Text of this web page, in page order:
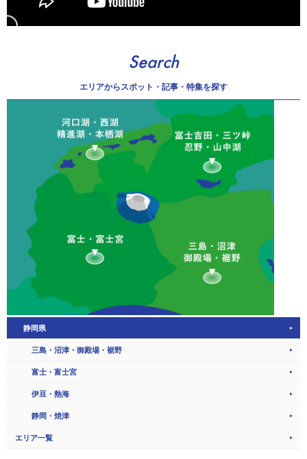
Search
エリアからスポット・記事・特集を探す
静岡県
三島・沼津・御殿場・裾野
富士・富士宮
伊豆・熱海
静岡・焼津
エリア一覧